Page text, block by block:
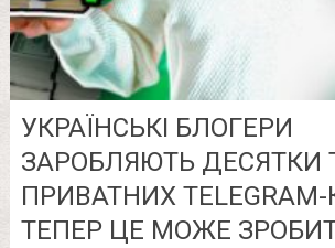
УКРАЇНСЬКІ БЛОГЕРИ
ЗАРОБЛЯЮТЬ ДЕСЯТКИ
ПРИВАТНИХ
ТЕПЕР ЦЕ МОЖЕ